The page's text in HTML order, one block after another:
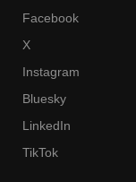
Facebook
X
Instagram
Bluesky
LinkedIn
TikTok